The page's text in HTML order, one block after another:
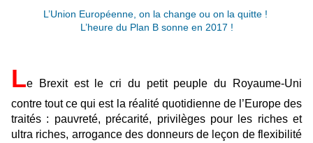
L’Union Européenne, on la change ou on la quitte !
L’heure du Plan B sonne en 2017 !
Le Brexit est le cri du petit peuple du Royaume-Uni
contre tout ce qui est la réalité quotidienne de l’Europe des
traités : pauvreté, précarité, privilèges pour les riches et
ultra riches, arrogance des donneurs de leçon de flexibilité